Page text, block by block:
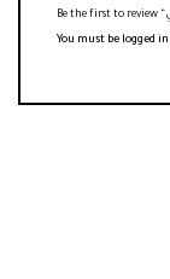
You must be logged in